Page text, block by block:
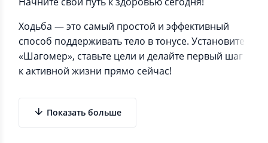
Ходьба — это самый простой и эффективный
способ поддерживать тело в тонусе. Установите
«Шагомер», ставьте цели и делайте первый шаг
к активной жизни прямо сейчас!
Показать больше